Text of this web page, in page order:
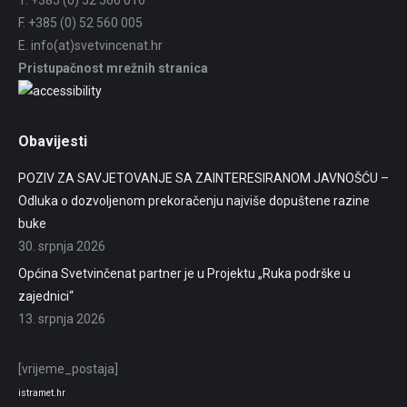
F. +385 (0) 52 560 005
E. info(at)svetvincenat.hr
Pristupačnost mrežnih stranica
Obavijesti
POZIV ZA SAVJETOVANJE SA ZAINTERESIRANOM JAVNOŠĆU –
Odluka o dozvoljenom prekoračenju najviše dopuštene razine
buke
30. srpnja 2026
Općina Svetvinčenat partner je u Projektu „Ruka podrške u
zajednici“
13. srpnja 2026
[vrijeme_postaja]
istramet.hr